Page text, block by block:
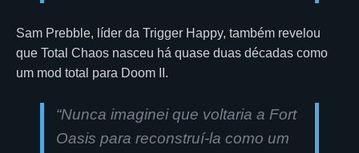
Sam Prebble, líder da Trigger Happy, também revelou
que Total Chaos nasceu há quase duas décadas como
um mod total para Doom II.
“Nunca imaginei que voltaria a Fort
Oasis para reconstruí-la como um